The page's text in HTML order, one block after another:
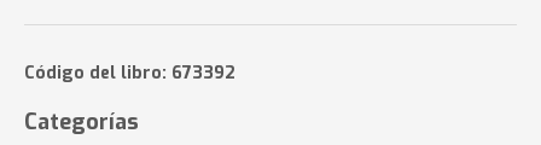
Código del libro: 673392
Categorías